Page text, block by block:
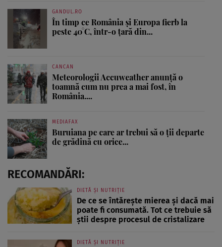
GANDUL.RO
În timp ce România și Europa fierb la
peste 40°C, într-o țară din...
CANCAN
Meteorologii Accuweather anunță o
toamnă cum nu prea a mai fost, în
România....
MEDIAFAX
Buruiana pe care ar trebui să o ții departe
de grădină cu orice...
RECOMANDĂRI:
DIETĂ ȘI NUTRIȚIE
De ce se întărește mierea și dacă mai
poate fi consumată. Tot ce trebuie să
știi despre procesul de cristalizare
DIETĂ ȘI NUTRIȚIE